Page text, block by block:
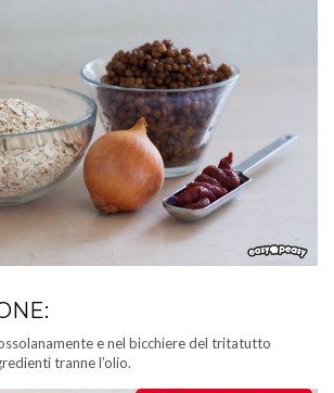
e nel bicchiere del tritatutto
tranne l’olio.